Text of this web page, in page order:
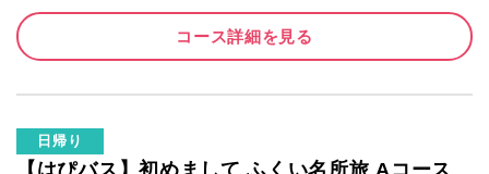
コース詳細を見る
日帰り